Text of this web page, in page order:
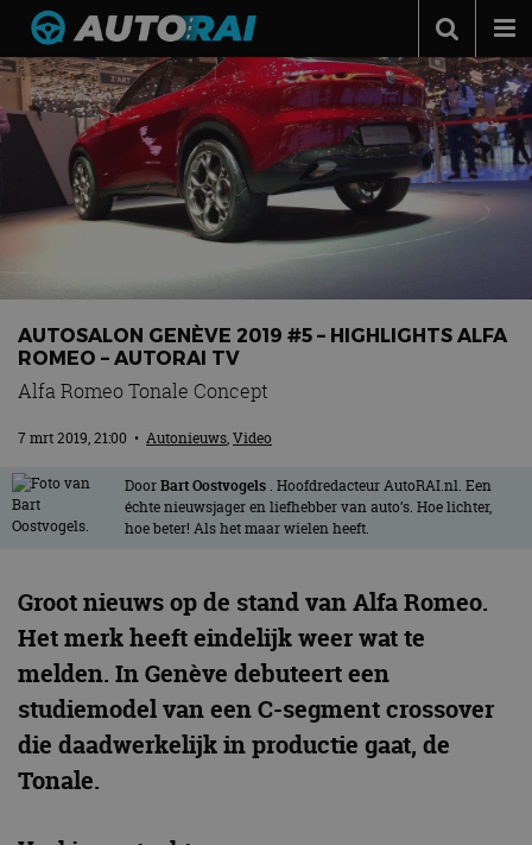
Autonieuws
Podcast
Autotests
Automerken
Contact
MotorRAI.nl
AUTOSALON GENÈVE 2019 #5 – HIGHLIGHTS ALFA
ROMEO – AUTORAI TV
Alfa Romeo Tonale Concept
7 mrt 2019, 21:00 • Autonieuws,Video
DoorBart Oostvogels . Hoofdredacteur AutoRAI.nl. Een
échte nieuwsjager en liefhebber van auto’s. Hoe lichter,
hoe beter! Als het maar wielen heeft.
Groot nieuws op de stand van Alfa Romeo.
Het merk heeft eindelijk weer wat te
melden. In Genève debuteert een
studiemodel van een C-segment crossover
die daadwerkelijk in productie gaat, de
Tonale.